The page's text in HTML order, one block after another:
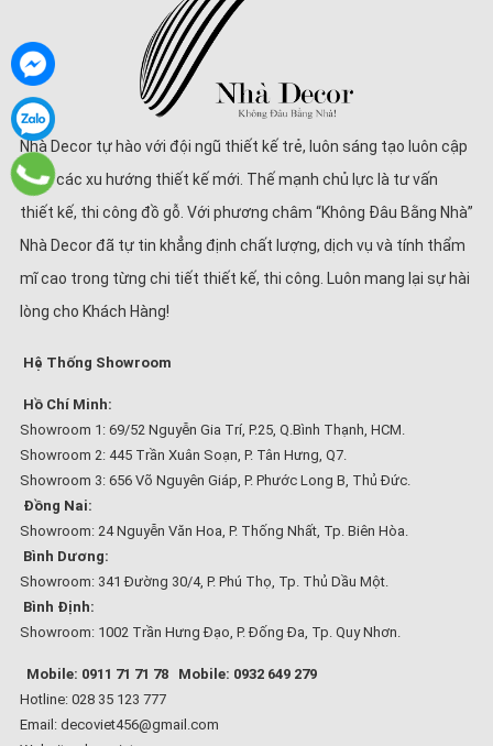
Nhà Decor tự hào với đội ngũ thiết kế trẻ, luôn sáng tạo luôn cập
nhật các xu hướng thiết kế mới. Thế mạnh chủ lực là tư vấn
thiết kế, thi công đồ gỗ. Với phương châm “Không Đâu Bằng Nhà”
Nhà Decor đã tự tin khẳng định chất lượng, dịch vụ và tính thẩm
mĩ cao trong từng chi tiết thiết kế, thi công. Luôn mang lại sự hài
lòng cho Khách Hàng!
Hệ Thống Showroom
Hồ Chí Minh:
Showroom 1: 69/52 Nguyễn Gia Trí, P.25, Q.Bình Thạnh, HCM.
Showroom 2: 445 Trần Xuân Soạn, P. Tân Hưng, Q7.
Showroom 3: 656 Võ Nguyên Giáp, P. Phước Long B, Thủ Đức.
Đồng Nai:
Showroom: 24 Nguyễn Văn Hoa, P. Thống Nhất, Tp. Biên Hòa.
Bình Dương:
Showroom: 341 Đường 30/4, P. Phú Thọ, Tp. Thủ Dầu Một.
Bình Định:
Showroom: 1002 Trần Hưng Đạo, P. Đống Đa, Tp. Quy Nhơn.
Mobile: 0911 71 71 78
Mobile: 0932 649 279
Hotline: 028 35 123 777
Email: decoviet456@gmail.com